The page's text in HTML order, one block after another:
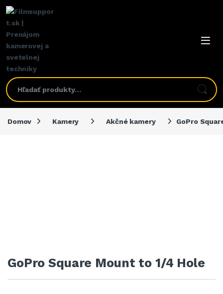
Domov Kamery Akčné kamery GoPro
GoPro Square Mount to 1/4 Hole